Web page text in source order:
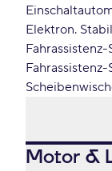
Elektron.
Motor &